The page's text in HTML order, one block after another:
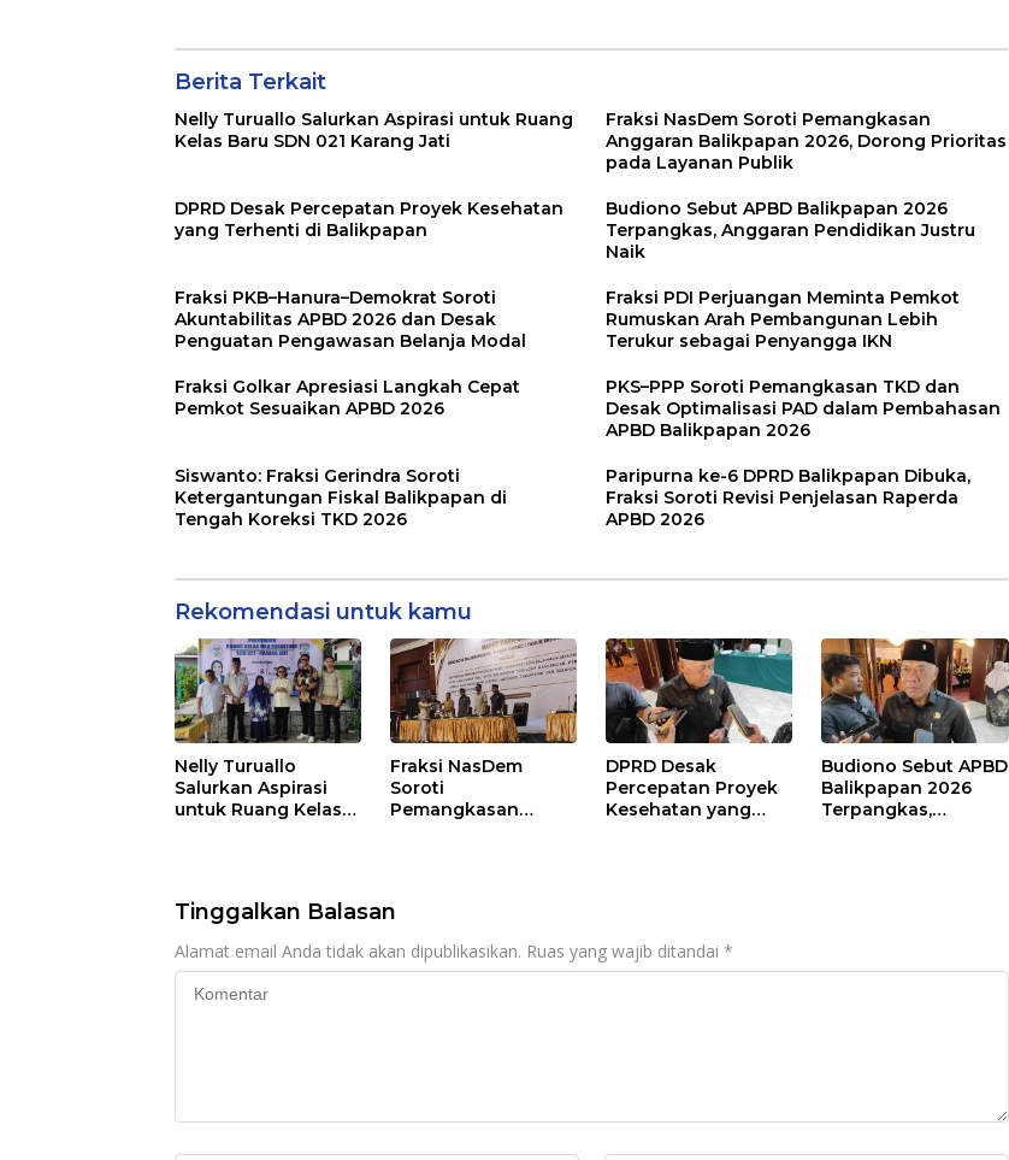
Berita Terkait
Nelly Turuallo Salurkan Aspirasi untuk Ruang
Kelas Baru SDN 021 Karang Jati
Fraksi NasDem Soroti Pemangkasan
Anggaran Balikpapan 2026, Dorong Prioritas
pada Layanan Publik
DPRD Desak Percepatan Proyek Kesehatan
yang Terhenti di Balikpapan
Budiono Sebut APBD Balikpapan 2026
Terpangkas, Anggaran Pendidikan Justru
Naik
Fraksi PKB–Hanura–Demokrat Soroti
Akuntabilitas APBD 2026 dan Desak
Penguatan Pengawasan Belanja Modal
Fraksi PDI Perjuangan Meminta Pemkot
Rumuskan Arah Pembangunan Lebih
Terukur sebagai Penyangga IKN
Fraksi Golkar Apresiasi Langkah Cepat
Pemkot Sesuaikan APBD 2026
PKS–PPP Soroti Pemangkasan TKD dan
Desak Optimalisasi PAD dalam Pembahasan
APBD Balikpapan 2026
Siswanto: Fraksi Gerindra Soroti
Ketergantungan Fiskal Balikpapan di
Tengah Koreksi TKD 2026
Paripurna ke-6 DPRD Balikpapan Dibuka,
Fraksi Soroti Revisi Penjelasan Raperda
APBD 2026
Rekomendasi untuk kamu
Nelly Turuallo
Salurkan Aspirasi
untuk Ruang Kelas
Fraksi NasDem
Soroti
Pemangkasan
Publik
DPRD Desak
Percepatan Proyek
Kesehatan yang
Budiono Sebut APBD
Balikpapan 2026
Terpangkas,
Tinggalkan Balasan
Alamat email Anda tidak akan dipublikasikan. Ruas yang wajib ditandai *